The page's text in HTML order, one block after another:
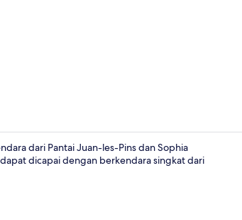
dari Pantai Juan-les-Pins dan Sophia
dicapai dengan berkendara singkat dari